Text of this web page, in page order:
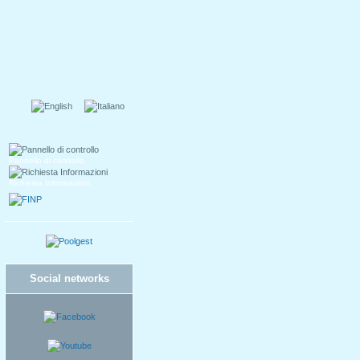
Pannello di controllo
Richiesta Informazioni
Social networks